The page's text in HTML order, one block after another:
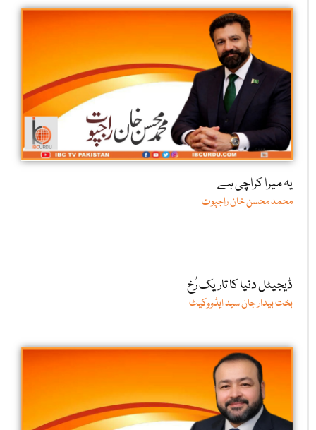
یہ میرا کراچی ہے
محمد محسن خان راجپوت
ڈیجیٹل دنیا کا تاریک رُخ
بخت بیدار جان سید ایڈووکیٹ